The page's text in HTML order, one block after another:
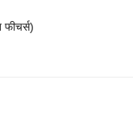
फीचर्स)